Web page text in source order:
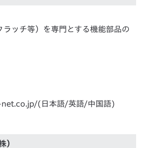
ラッチ等）を専門とする機能部品の
(日本語/英語/中国語)
）